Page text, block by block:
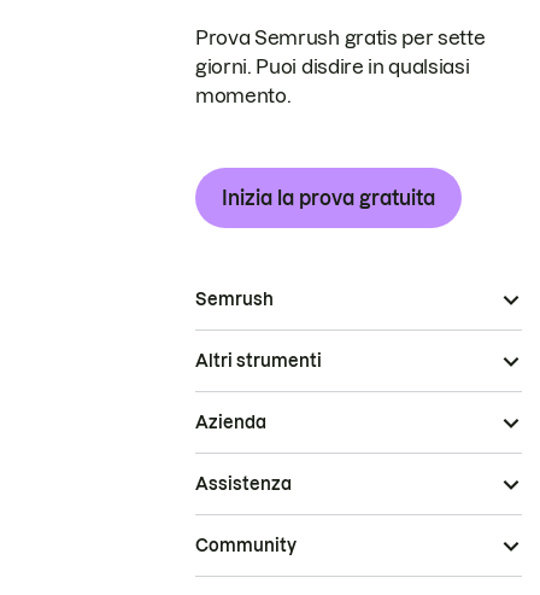
Prova Semrush gratis per sette
giorni. Puoi disdire in qualsiasi
momento.
Inizia la prova gratuita
Semrush
Altri strumenti
Azienda
Assistenza
Community